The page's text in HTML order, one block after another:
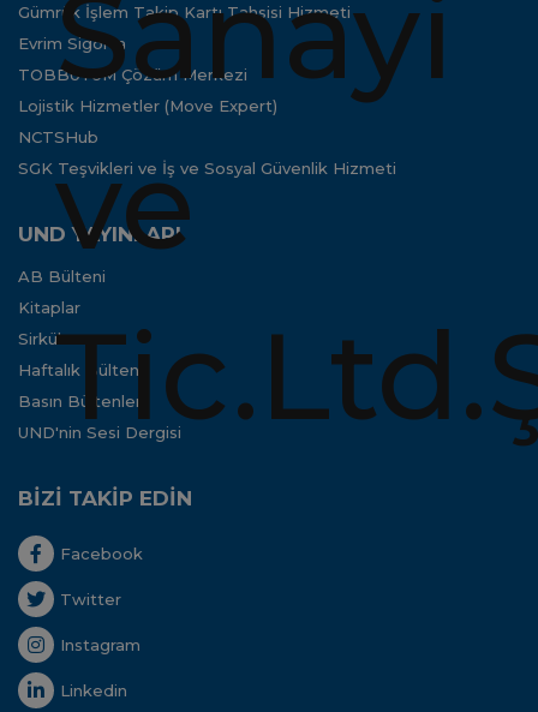
Gümrük İşlem Takip Kartı Tahsisi Hizmeti
Evrim Sigorta
TOBBUYUM Çözüm Merkezi
Lojistik Hizmetler (Move Expert)
NCTSHub
SGK Teşvikleri ve İş ve Sosyal Güvenlik Hizmeti
UND YAYINLARI
AB Bülteni
Kitaplar
Sirküler
Haftalık Bülten
Basın Bültenleri
UND'nin Sesi Dergisi
BİZİ TAKİP EDİN
Facebook
Twitter
Instagram
Linkedin